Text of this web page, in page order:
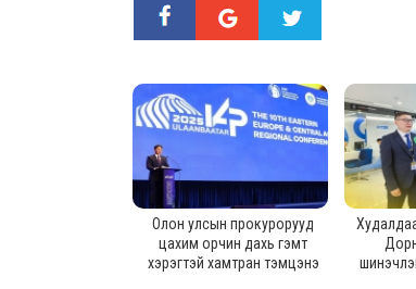
Олон улсын прокурорууд
цахим орчин дахь гэмт
хэрэгтэй хамтран тэмцэнэ